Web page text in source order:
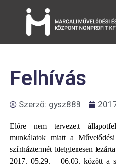
Felhívás
Szerző: gysz888
Előre nem tervezett
munkálatok miatt a
színháztermét ideiglenesen
2017. 05.29. – 06.03. között a